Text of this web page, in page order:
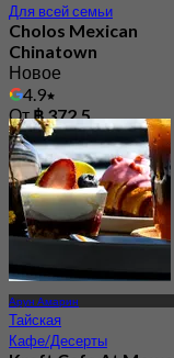
Для всей семьи
Cholos Mexican
Chinatown
Новое
4.9
От฿ 372.5
Арун Амарин
Тайская
Кафе/Десерты